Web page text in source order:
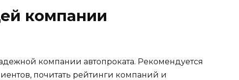
компании
компании автопроката. Рекомендуется
почитать рейтинги компаний и